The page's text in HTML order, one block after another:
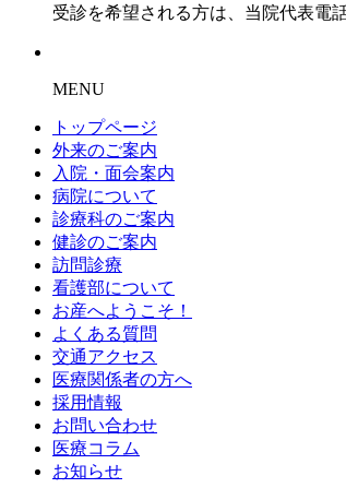
受診を希望される方は、当院代表電
MENU
トップページ
外来のご案内
入院・面会案内
病院について
診療科のご案内
健診のご案内
訪問診療
看護部について
お産へようこそ！
よくある質問
交通アクセス
医療関係者の方へ
採用情報
お問い合わせ
医療コラム
お知らせ